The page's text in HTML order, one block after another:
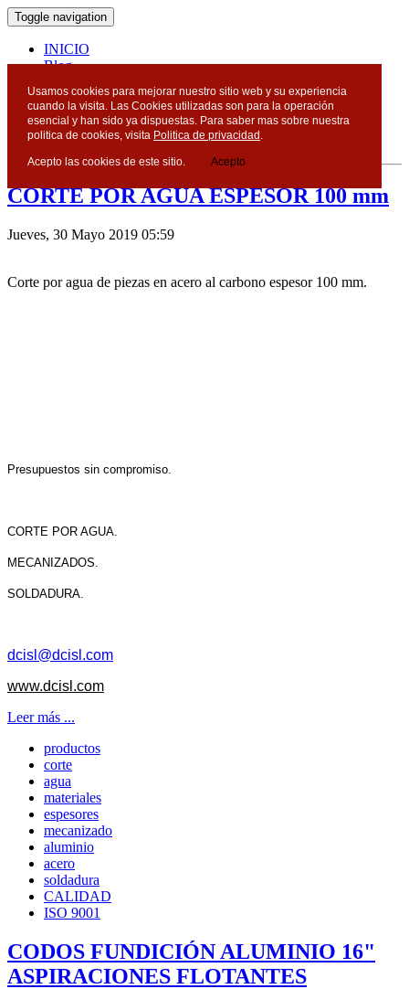
Toggle navigation
INICIO
Blog
Blog
CORTE POR AGUA ESPESOR 100 mm
Jueves, 30 Mayo 2019 05:59
Corte por agua de piezas en acero al carbono espesor 100 mm.
Presupuestos sin compromiso.
CORTE POR AGUA.
MECANIZADOS.
SOLDADURA.
dcisl@dcisl.com
www.dcisl.com
Leer más ...
productos
corte
agua
materiales
espesores
mecanizado
aluminio
acero
soldadura
CALIDAD
ISO 9001
CODOS FUNDICIÓN ALUMINIO 16"
ASPIRACIONES FLOTANTES
Usamos cookies para mejorar nuestro sitio web y su experiencia
cuando la visita. Las Cookies utilizadas son para la operación
esencial y han sido ya dispuestas. Para saber mas sobre nuestra
politica de cookies, visita Politica de privacidad .
Acepto las cookies de este sitio. Acepto